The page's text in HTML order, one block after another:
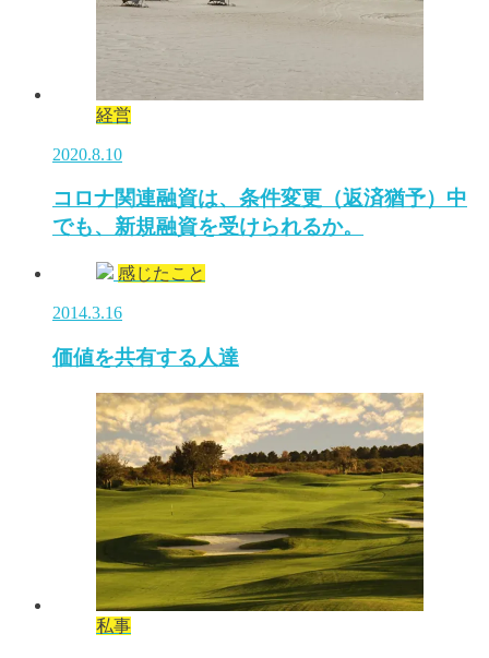
経営
2020.8.10
コロナ関連融資は、条件変更（返済猶予）中
でも、新規融資を受けられるか。
感じたこと
2014.3.16
価値を共有する人達
私事